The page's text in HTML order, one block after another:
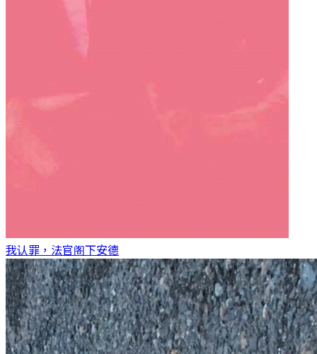
我认罪，法官阁下安德